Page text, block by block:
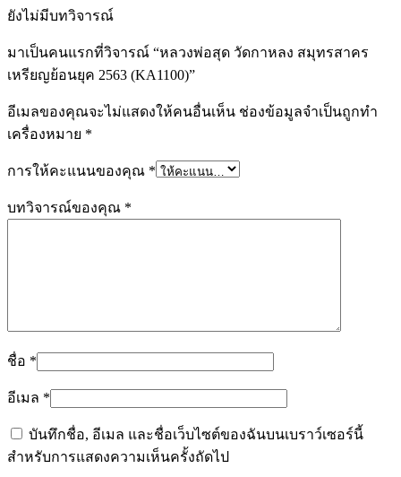
ยังไม่มีบทวิจารณ์
มาเป็นคนแรกที่วิจารณ์ “หลวงพ่อสุด วัดกาหลง สมุทรสาคร
เหรียญย้อนยุค 2563 (KA1100)”
อีเมลของคุณจะไม่แสดงให้คนอื่นเห็น ช่องข้อมูลจำเป็นถูกทำ
เครื่องหมาย *
การให้คะแนนของคุณ *
บทวิจารณ์ของคุณ *
ชื่อ *
อีเมล *
บันทึกชื่อ, อีเมล และชื่อเว็บไซต์ของฉันบนเบราว์เซอร์นี้
สำหรับการแสดงความเห็นครั้งถัดไป